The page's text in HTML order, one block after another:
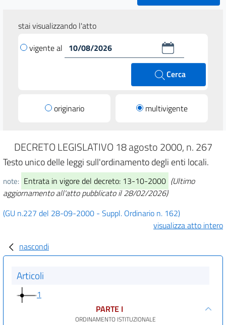
stai visualizzando l'atto
vigente al
Cerca
originario multivigente
DECRETO LEGISLATIVO 18 agosto 2000, n. 267
Testo unico delle leggi sull'ordinamento degli enti locali.
note: Entrata in vigore del decreto: 13-10-2000 (Ultimo
aggiornamento all'atto pubblicato il 28/02/2026)
(GU n.227 del 28-09-2000 - Suppl. Ordinario n. 162)
visualizza atto intero
nascondi
Articoli
1
PARTE I
ORDINAMENTO ISTITUZIONALE